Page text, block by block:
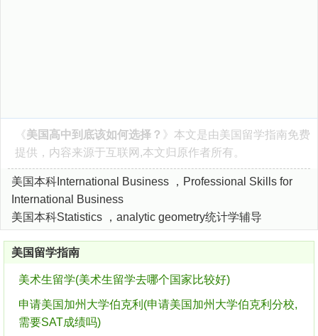
《美国高中到底该如何选择？ 》本文是由美国留学指南免费
提供，内容来源于互联网,本文归原作者所有。
美国本科International Business ，Professional Skills for
International Business
美国本科Statistics ，analytic geometry统计学辅导
美国留学指南
美术生留学(美术生留学去哪个国家比较好)
申请美国加州大学伯克利(申请美国加州大学伯克利分校,
需要SAT成绩吗)